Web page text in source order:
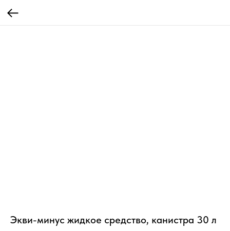
Экви-минус жидкое средство, канистра 30 л